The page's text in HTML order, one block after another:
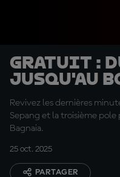
GRATUIT :
jusqu'au
Revivez les dernières
Sepang et la troisième pole
Bagnaia.
25 oct. 2025
PARTAGER